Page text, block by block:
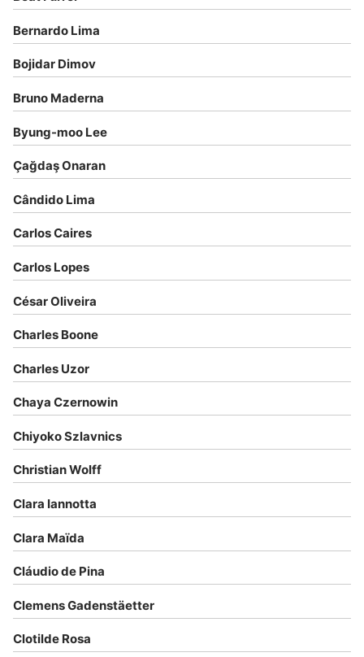
Bernardo Lima
Bojidar Dimov
Bruno Maderna
Byung-moo Lee
Çağdaş Onaran
Cândido Lima
Carlos Caires
Carlos Lopes
César Oliveira
Charles Boone
Charles Uzor
Chaya Czernowin
Chiyoko Szlavnics
Christian Wolff
Clara Iannotta
Clara Maïda
Cláudio de Pina
Clemens Gadenstäetter
Clotilde Rosa